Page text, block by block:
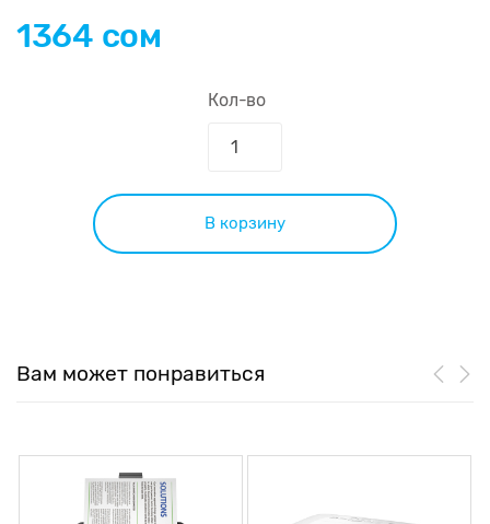
1364 сом
Кол-во
В корзину
Вам может понравиться